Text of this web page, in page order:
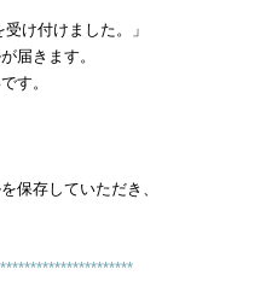
け付けました。」
届きます。
す。
保存していただき、
***********